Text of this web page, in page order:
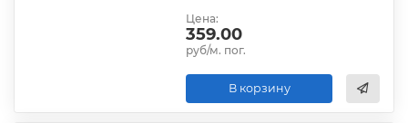
Цена:
359.00
руб/м. пог.
В корзину